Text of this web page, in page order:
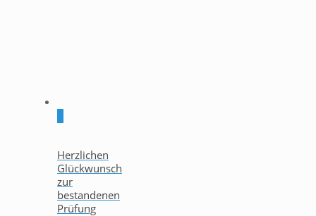
Herzlichen
Glückwunsch
zur
bestandenen
Prüfung